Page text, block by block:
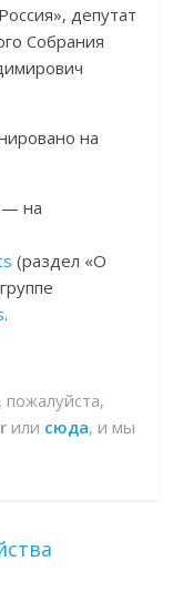
депутат
Собрания
на
— на
(раздел «О
.
или сюда, и мы